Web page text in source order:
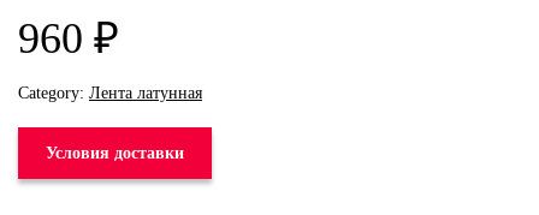
960 ₽
Category: Лента латунная
Условия доставки